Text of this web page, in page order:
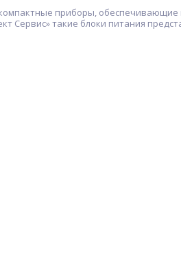
приборы,
Сервис» такие блоки питания